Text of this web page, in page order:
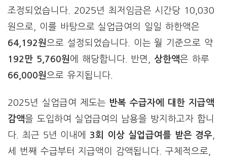
조정되었습니다. 2025년 최저임금은 시간당 10,030
원으로, 이를 바탕으로 실업급여의 일일 하한액은
64,192원으로 설정되었습니다. 이는 월 기준으로 약
192만 5,760원에 해당합니다. 반면, 상한액은 하루
66,000원으로 유지됩니다.
2025년 실업급여 제도는 반복 수급자에 대한 지급액
감액을 도입하여 실업급여의 남용을 방지하고자 합니
다. 최근 5년 이내에3회 이상 실업급여를 받은 경우
세 번째 수급부터 지급액이 감액됩니다. 구체적으로,